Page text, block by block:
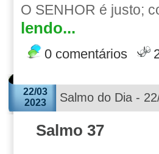
O SENHOR é justo;
lendo...
0 comentários
22/03
2023
Salmo do Dia -
Salmo 37